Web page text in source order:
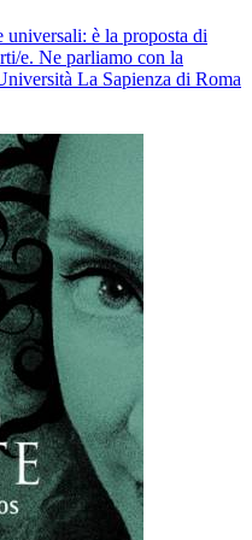
è la proposta di
e. Ne parliamo con la
La Sapienza di Roma